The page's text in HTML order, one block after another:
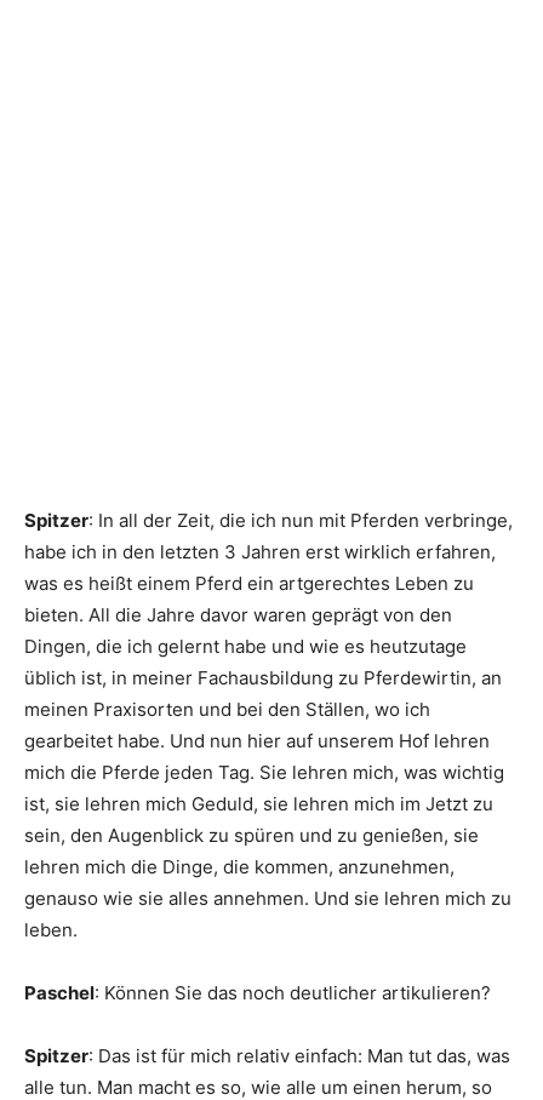
Spitzer: In all der Zeit, die ich nun mit Pferden verbringe,
habe ich in den letzten 3 Jahren erst wirklich erfahren,
was es heißt einem Pferd ein artgerechtes Leben zu
bieten. All die Jahre davor waren geprägt von den
Dingen, die ich gelernt habe und wie es heutzutage
üblich ist, in meiner Fachausbildung zu Pferdewirtin, an
meinen Praxisorten und bei den Ställen, wo ich
gearbeitet habe. Und nun hier auf unserem Hof lehren
mich die Pferde jeden Tag. Sie lehren mich, was wichtig
ist, sie lehren mich Geduld, sie lehren mich im Jetzt zu
sein, den Augenblick zu spüren und zu genießen, sie
lehren mich die Dinge, die kommen, anzunehmen,
genauso wie sie alles annehmen. Und sie lehren mich zu
leben.
Paschel: Können Sie das noch deutlicher artikulieren?
Spitzer: Das ist für mich relativ einfach: Man tut das, was
alle tun. Man macht es so, wie alle um einen herum, so